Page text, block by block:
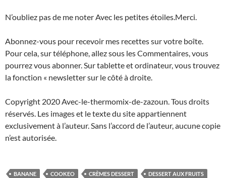
N’oubliez pas de me noter Avec les petites étoiles.Merci.
Abonnez-vous pour recevoir mes recettes sur votre boîte.
Pour cela, sur téléphone, allez sous les Commentaires, vous
pourrez vous abonner. Sur tablette et ordinateur, vous trouvez
la fonction « newsletter sur le côté à droite.
Copyright 2020 Avec-le-thermomix-de-zazoun. Tous droits
réservés. Les images et le texte du site appartiennent
exclusivement à l’auteur. Sans l’accord de l’auteur, aucune copie
n’est autorisée.
BANANE COOKEO CRÈMES DESSERT
DESSERT AUX FRUITS